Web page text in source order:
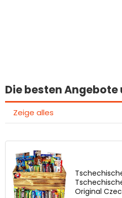
Die besten Angebote
Zeige alles
Original